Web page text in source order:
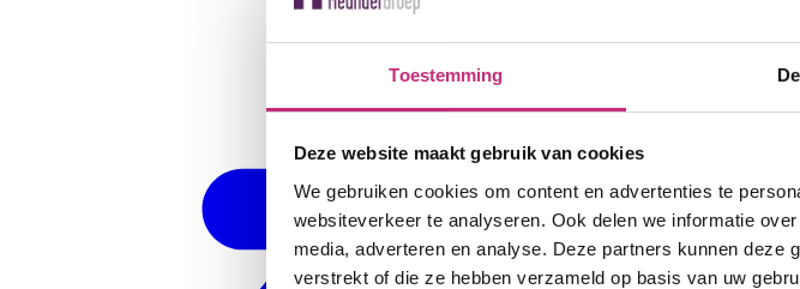
Toestemming
Deze website maakt gebruik van cookies
We gebruiken cookies om content en advertenties te
websiteverkeer te analyseren. Ook delen we informatie
media, adverteren en analyse. Deze partners kunnen deze
verstrekt of die ze hebben verzameld op basis van uw